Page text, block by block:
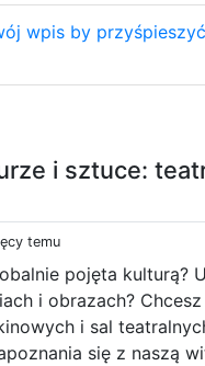
i sztuce:
temu
pojęta kulturą?
i obrazach?
i sal
się z naszą
wpis by przyśpieszyć